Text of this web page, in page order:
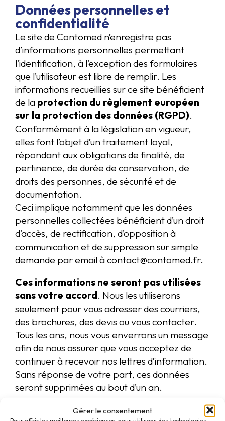
Gérer le consentement
Données personnelles et
confidentialité
Le site de Contomed n’enregistre pas
d’informations personnelles permettant
l’identification, à l’exception des formulaires
que l’utilisateur est libre de remplir. Les
informations recueillies sur ce site bénéficient
de la protection du règlement européen
sur la protection des données (RGPD).
Conformément à la législation en vigueur,
elles font l’objet d’un traitement loyal,
répondant aux obligations de finalité, de
pertinence, de durée de conservation, de
droits des personnes, de sécurité et de
documentation.
Ceci implique notamment que les données
personnelles collectées bénéficient d’un droit
d’accès, de rectification, d’opposition à
communication et de suppression sur simple
demande par email à contact@contomed.fr.
Ces informations ne seront pas utilisées
sans votre accord. Nous les utiliserons
seulement pour vous adresser des courriers,
des brochures, des devis ou vous contacter.
Tous les ans, nous vous enverrons un message
afin de nous assurer que vous acceptez de
continuer à recevoir nos lettres d’information.
Sans réponse de votre part, ces données
seront supprimées au bout d’un an.